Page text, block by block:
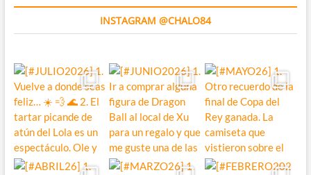
INSTAGRAM @CHALO84